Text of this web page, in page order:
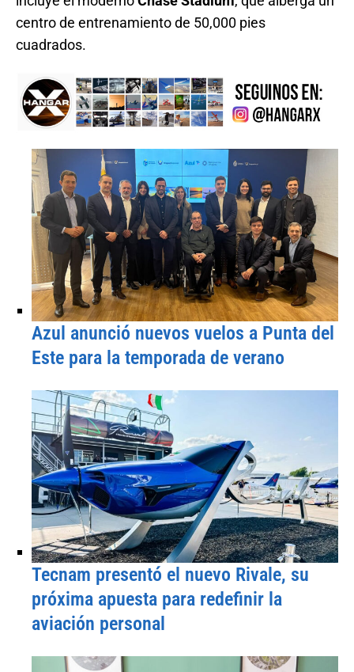
centro de entrenamiento de 50,000 pies
cuadrados.
Azul anunció nuevos vuelos a Punta del
Este para la temporada de verano
Tecnam presentó el nuevo Rivale, su
próxima apuesta para redefinir la
aviación personal